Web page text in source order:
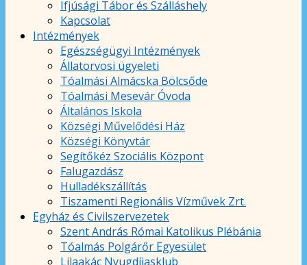
Ifjúsági Tábor és Szálláshely
Kapcsolat
Intézmények
Egészségügyi Intézmények
Állatorvosi ügyeleti
Tóalmási Almácska Bölcsőde
Tóalmási Mesevár Óvoda
Általános Iskola
Községi Művelődési Ház
Községi Könyvtár
Segítőkéz Szociális Központ
Falugazdász
Hulladékszállítás
Tiszamenti Regionális Vízművek Zrt.
Egyház és Civilszervezetek
Szent András Római Katolikus Plébánia
Tóalmás Polgárőr Egyesület
Lilaakác Nyugdíjasklub